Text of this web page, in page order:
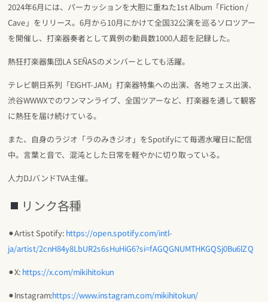
2024年6月には、パーカッションを大胆に重ねた1st Album「Fiction /
Cave」をリリース。6月から10月にかけて全国32公演を巡るソロツアー
を開催し、打楽器奏者として異例の動員数1000人超を記録した。
熱狂打楽器集団LA SEÑASのメンバーとしても活躍。
テレビ朝日系列「EIGHT-JAM」打楽器特集への出演、各地フェス出演、
渋谷WWWXでのワンマンライブ、全国ツアーなど、打楽器を通して観客
に熱狂を届け続けている。
また、自身のラジオ「ラのみきジオ」をSpotifyにて毎週水曜日に配信
中。言葉と音で、混沌とした日常を軽やかに切り取っている。
人力DJバンドTVA主催。
リンク各種
⚫︎Artist Spotify: https://open.spotify.com/intl-
ja/artist/2cnH84y8LbUR2s6sHuHiG6?si=fAGQGNUMTHKGQSj0Bu6lZQ
⚫︎X: https://x.com/mikihitokun
⚫︎Instagram:https://www.instagram.com/mikihitokun/